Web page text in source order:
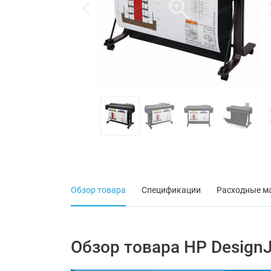
Обзор товара Спецификации Расходные
Обзор товара HP